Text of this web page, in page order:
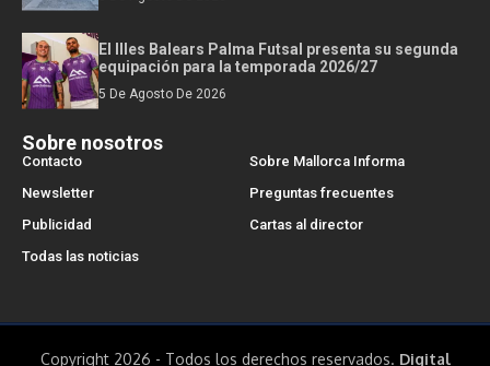
El Illes Balears Palma Futsal presenta su segunda
equipación para la temporada 2026/27
5 De Agosto De 2026
Sobre nosotros
Contacto
Sobre Mallorca Informa
Newsletter
Preguntas frecuentes
Publicidad
Cartas al director
Todas las noticias
Copyright 2026 - Todos los derechos reservados. Digital